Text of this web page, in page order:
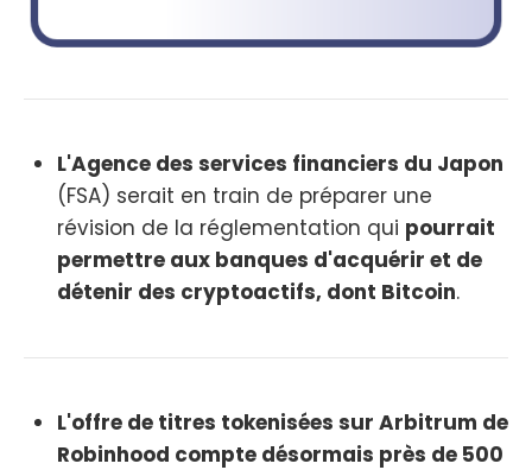
L'Agence des services financiers du Japon
(FSA) serait en train de préparer une
révision de la réglementation qui pourrait
permettre aux banques d'acquérir et de
détenir des cryptoactifs, dont Bitcoin.
L'offre de titres tokenisées sur Arbitrum de
Robinhood compte désormais près de 500